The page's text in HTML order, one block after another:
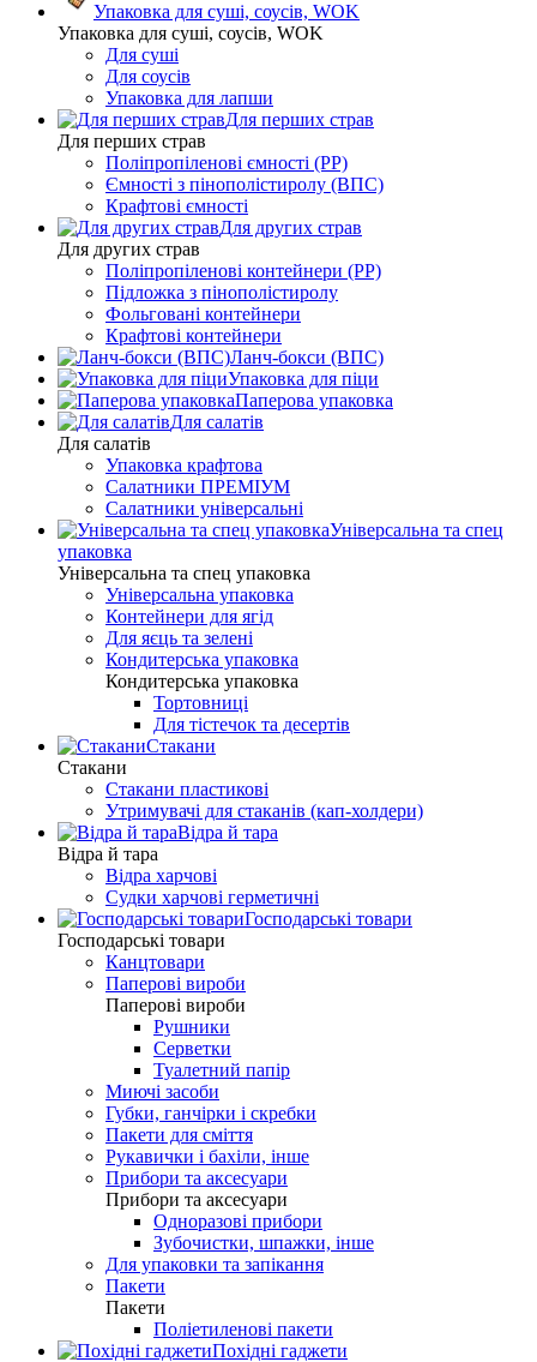
Упаковка для суші, соусів, WOK
Упаковка для суші, соусів, WOK
Для суші
Для соусів
Упаковка для лапши
Для перших страв
Для перших страв
Поліпропіленові ємності (PP)
Ємності з пінополістиролу (ВПС)
Крафтові ємності
Для других страв
Для других страв
Поліпропіленові контейнери (PP)
Підложка з пінополістиролу
Фольговані контейнери
Крафтові контейнери
Ланч-бокси (ВПС)
Упаковка для піци
Паперова упаковка
Для салатів
Для салатів
Упаковка крафтова
Салатники ПРЕМІУМ
Салатники універсальні
Універсальна та спец
упаковка
Універсальна та спец упаковка
Універсальна упаковка
Контейнери для ягід
Для яєць та зелені
Кондитерська упаковка
Кондитерська упаковка
Тортовниці
Для тістечок та десертів
Стакани
Стакани
Стакани пластикові
Утримувачі для стаканів (кап-холдери)
Відра й тара
Відра й тара
Відра харчові
Судки харчові герметичні
Господарські товари
Господарські товари
Канцтовари
Паперові вироби
Паперові вироби
Рушники
Серветки
Туалетний папір
Миючі засоби
Губки, ганчірки і скребки
Пакети для сміття
Рукавички і бахіли, інше
Прибори та аксесуари
Прибори та аксесуари
Одноразові прибори
Зубочистки, шпажки, інше
Для упаковки та запікання
Пакети
Пакети
Поліетиленові пакети
Похідні гаджети